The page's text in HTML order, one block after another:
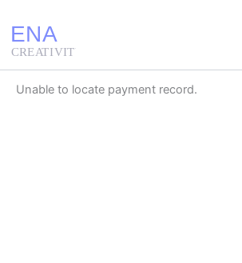
contenido
Unable to locate payment record.